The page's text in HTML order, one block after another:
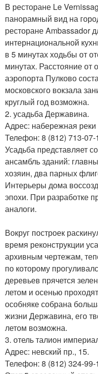
В ресторане Le
панорамный вид на
ресторане Ambassador
интернациональной
в 5 минутах ходьбы от
минутах. Расстояние от
аэропорта Пулково
московского вокзала
круглый год возможна.
2. усадьба Державина.
Адрес: набережная
Телефон: 8 (812) 713-07-
Усадьба представляет
ансамбль зданий:
хозяин, два парных
Интерьеры дома
эпохи. При разработке
аналоги.
Вокруг построек
время реконструкции
архивным чертежам,
по которому
деревьев прячется
летом и осенью
особняке собрана
жизни Державина, его
летом возможна.
3. отель талион
Адрес: невский пр., 15.
Телефон: 8 (812) 324-99-